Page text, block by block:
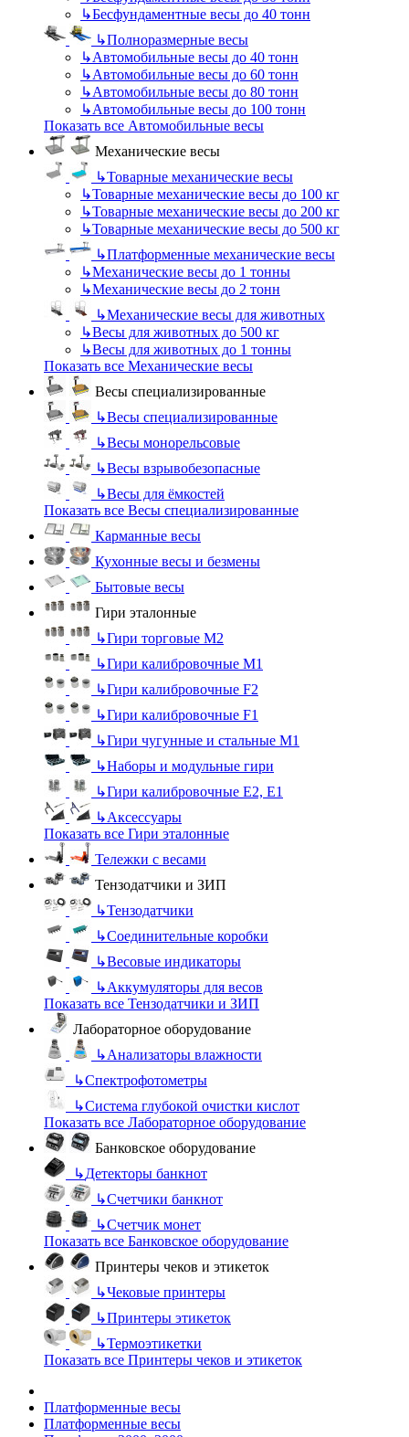
↳Бесфундаментные весы до 40 тонн
↳Полноразмерные весы
↳Автомобильные весы до 40 тонн
↳Автомобильные весы до 60 тонн
↳Автомобильные весы до 80 тонн
↳Автомобильные весы до 100 тонн
Показать все Автомобильные весы
Механические весы
↳Товарные механические весы
↳Товарные механические весы до 100 кг
↳Товарные механические весы до 200 кг
↳Товарные механические весы до 500 кг
↳Платформенные механические весы
↳Механические весы до 1 тонны
↳Механические весы до 2 тонн
↳Механические весы для животных
↳Весы для животных до 500 кг
↳Весы для животных до 1 тонны
Показать все Механические весы
Весы специализированные
↳Весы специализированные
↳Весы монорельсовые
↳Весы взрывобезопасные
↳Весы для ёмкостей
Показать все Весы специализированные
Карманные весы
Кухонные весы и безмены
Бытовые весы
Гири эталонные
↳Гири торговые М2
↳Гири калибровочные М1
↳Гири калибровочные F2
↳Гири калибровочные F1
↳Гири чугунные и стальные М1
↳Наборы и модульные гири
↳Гири калибровочные E2, Е1
↳Аксессуары
Показать все Гири эталонные
Тележки с весами
Тензодатчики и ЗИП
↳Тензодатчики
↳Соединительные коробки
↳Весовые индикаторы
↳Аккумуляторы для весов
Показать все Тензодатчики и ЗИП
Лабораторное оборудование
↳Анализаторы влажности
↳Спектрофотометры
↳Система глубокой очистки кислот
Показать все Лабораторное оборудование
Банковское оборудование
↳Детекторы банкнот
↳Счетчики банкнот
↳Счетчик монет
Показать все Банковское оборудование
Принтеры чеков и этикеток
↳Чековые принтеры
↳Принтеры этикеток
↳Термоэтикетки
Показать все Принтеры чеков и этикеток
Платформенные весы
Платформенные весы